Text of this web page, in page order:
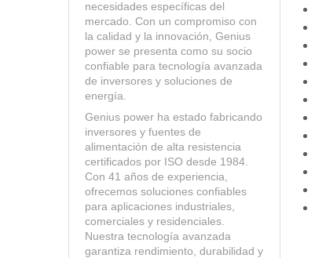
necesidades específicas del
mercado. Con un compromiso con
la calidad y la innovación, Genius
power se presenta como su socio
confiable para tecnología avanzada
de inversores y soluciones de
energía.
Genius power ha estado fabricando
inversores y fuentes de
alimentación de alta resistencia
certificados por ISO desde 1984.
Con 41 años de experiencia,
ofrecemos soluciones confiables
para aplicaciones industriales,
comerciales y residenciales.
Nuestra tecnología avanzada
garantiza rendimiento, durabilidad y